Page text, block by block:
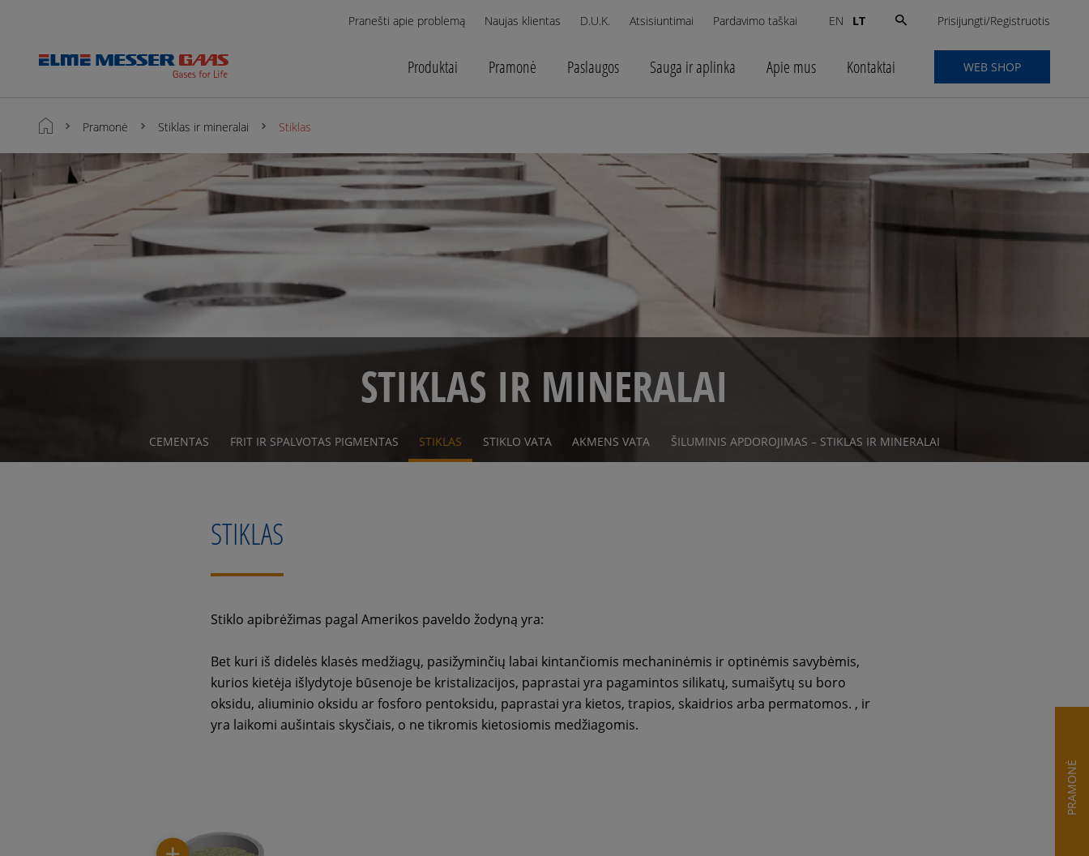
Pranešti apie problemą Naujas klientas D.U.K. Atsisiuntimai Pardavimo taškai EN LT
Search
Prisijungti/Registruotis
Produktai Pramonė Paslaugos Sauga ir aplinka Apie mus Kontaktai WEB SHOP
Pramonė Stiklas ir mineralai Stiklas
STIKLAS IR MINERALAI
CEMENTAS FRIT IR SPALVOTAS PIGMENTAS STIKLAS STIKLO VATA AKMENS VATA ŠILUMINIS APDOROJIMAS – STIKLAS IR MINERALAI
STIKLAS
Stiklo apibrėžimas pagal Amerikos paveldo žodyną yra:
Bet kuri iš didelės klasės medžiagų, pasižyminčių labai kintančiomis mechaninėmis ir optinėmis savybėmis,
kurios kietėja išlydytoje būsenoje be kristalizacijos, paprastai yra pagamintos silikatų, sumaišytų su boro
oksidu, aliuminio oksidu ar fosforo pentoksidu, paprastai yra kietos, trapios, skaidrios arba permatomos. , ir
yra laikomi aušintais skysčiais, o ne tikromis kietosiomis medžiagomis.
PRAMONĖ